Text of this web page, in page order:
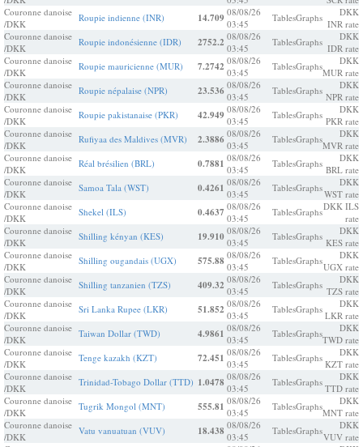
Couronne danoise
/DKK
Roupie indienne (INR) 14.709 08/08/26
03:45
TablesGraphs
DKK
INR rate
Couronne danoise
/DKK
Roupie indonésienne (IDR) 2752.2 08/08/26
03:45
TablesGraphs
DKK
IDR rate
Couronne danoise
/DKK
Roupie mauricienne (MUR) 7.2742 08/08/26
03:45
TablesGraphs
DKK
MUR rate
Couronne danoise
/DKK
Roupie népalaise (NPR) 23.536 08/08/26
03:45
TablesGraphs
DKK
NPR rate
Couronne danoise
/DKK
Roupie pakistanaise (PKR) 42.949 08/08/26
03:45
TablesGraphs
DKK
PKR rate
Couronne danoise
/DKK
Rufiyaa des Maldives (MVR) 2.3886 08/08/26
03:45
TablesGraphs
DKK
MVR rate
Couronne danoise
/DKK
Réal brésilien (BRL) 0.7881 08/08/26
03:45
TablesGraphs
DKK
BRL rate
Couronne danoise
/DKK
Samoa Tala (WST) 0.4261 08/08/26
03:45
TablesGraphs
DKK
WST rate
Couronne danoise
/DKK
Shekel (ILS) 0.4637 08/08/26
03:45
TablesGraphsDKK ILS
rate
Couronne danoise
/DKK
Shilling kényan (KES) 19.910 08/08/26
03:45
TablesGraphs
DKK
KES rate
Couronne danoise
/DKK
Shilling ougandais (UGX) 575.88 08/08/26
03:45
TablesGraphs
DKK
UGX rate
Couronne danoise
/DKK
Shilling tanzanien (TZS) 409.32 08/08/26
03:45
TablesGraphs
DKK
TZS rate
Couronne danoise
/DKK
Sri Lanka Rupee (LKR) 51.852 08/08/26
03:45
TablesGraphs
DKK
LKR rate
Couronne danoise
/DKK
Taiwan Dollar (TWD) 4.9861 08/08/26
03:45
TablesGraphs
DKK
TWD rate
Couronne danoise
/DKK
Tenge kazakh (KZT) 72.451 08/08/26
03:45
TablesGraphs
DKK
KZT rate
Couronne danoise
/DKK
Trinidad-Tobago Dollar (TTD) 1.0478 08/08/26
03:45
TablesGraphs
DKK
TTD rate
Couronne danoise
/DKK
Tugrik Mongol (MNT) 555.81 08/08/26
03:45
TablesGraphs
DKK
MNT rate
Couronne danoise
/DKK
Vatu vanuatuan (VUV) 18.438 08/08/26
03:45
TablesGraphs
DKK
VUV rate